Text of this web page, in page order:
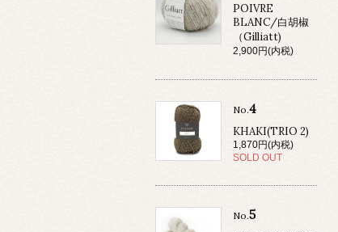
POIVRE
BLANC/白胡椒
（Gilliatt)
2,900円(内税)
No.4
KHAKI(TRIO 2)
1,870円(内税)
SOLD OUT
No.5